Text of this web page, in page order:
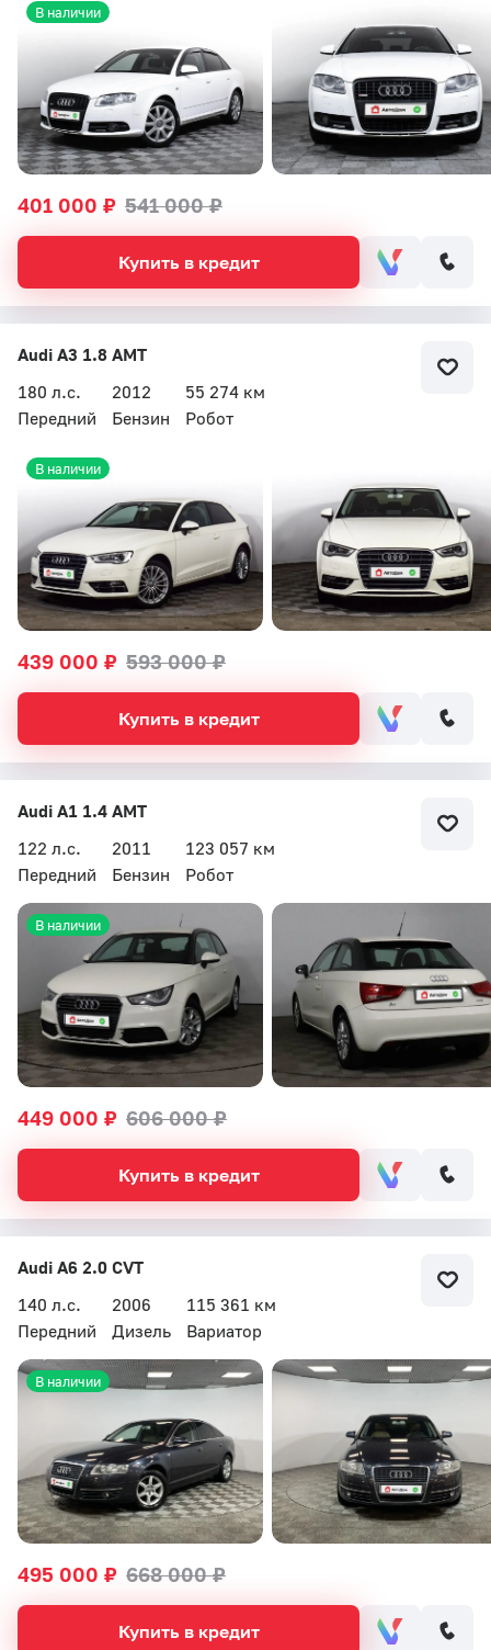
401 000 ₽ 541 000 ₽
В наличии
Купить в кредит
Audi A3 1.8 AMT
180 л.с.
2012
55 274 км
Передний
Бензин Робот
439 000 ₽ 593 000 ₽
В наличии
Купить в кредит
Audi A1 1.4 AMT
122 л.с.
2011
123 057 км
Передний
Бензин Робот
449 000 ₽ 606 000 ₽
В наличии
Купить в кредит
Audi A6 2.0 CVT
140 л.с.
2006
115 361 км
Передний
Дизель Вариатор
495 000 ₽ 668 000 ₽
В наличии
Купить в кредит